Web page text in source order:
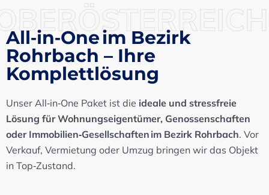
All‑in‑One im Bezirk
Rohrbach – Ihre
Komplettlösung
Unser All‑in‑One Paket ist die ideale und stressfreie
Lösung für Wohnungseigentümer, Genossenschaften
oder Immobilien‑Gesellschaften im Bezirk Rohrbach. Vor
Verkauf, Vermietung oder Umzug bringen wir das Objekt
in Top‑Zustand.